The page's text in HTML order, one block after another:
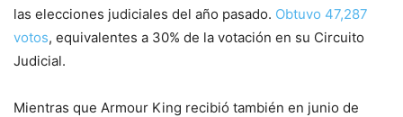
las elecciones judiciales del año pasado. Obtuvo 47,287
votos, equivalentes a 30% de la votación en su Circuito
Judicial.
Mientras que Armour King recibió también en junio de